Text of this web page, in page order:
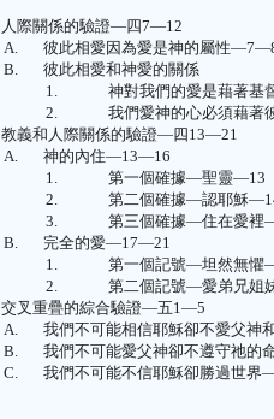
人際關係的驗證—四7—12
A.
彼此相愛因為愛是神的屬性—
B.
彼此相愛和神愛的關係
1.
神對我們的愛是藉著基
2.
我們愛神的心必須藉著
教義和人際關係的驗證—四13—21
A.
神的內住—13—16
1.
第一個確據—聖靈—13
2.
第二個確據—認耶穌—
3.
第三個確據—住在愛裡
B.
完全的愛—17—21
1.
第一個記號—坦然無懼
2.
第二個記號—愛弟兄姐
交叉重疊的綜合驗證—五1—5
A.
我們不可能相信耶穌卻不愛父神
B.
我們不可能愛父神卻不遵守祂的
C.
我們不可能不信耶穌卻勝過世界